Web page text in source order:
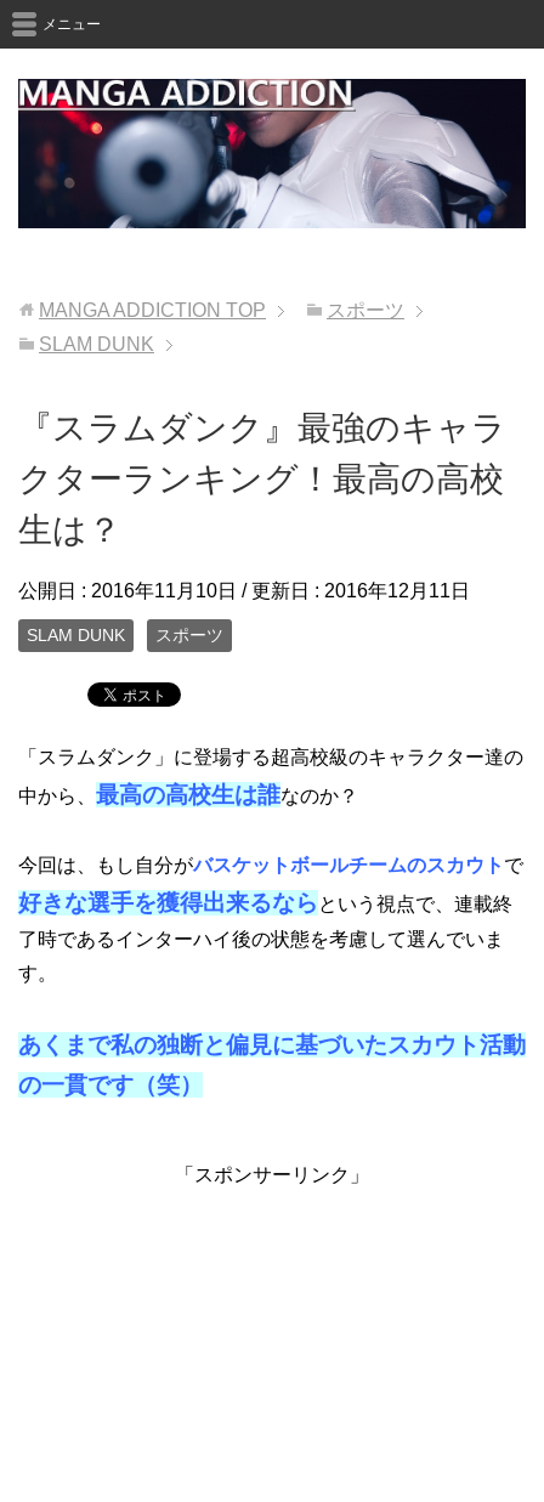
メニュー
MANGA ADDICTION TOP
スポーツ
SLAM DUNK
『スラムダンク』最強のキャラ
クターランキング！最高の高校
生は？
公開日 : 2016年11月10日 / 更新日 : 2016年12月11日
SLAM DUNK スポーツ
「スラムダンク」に登場する超高校級のキャラクター達の
中から、 最高の高校生は誰なのか？
今回は、もし自分がバスケットボールチームのスカウト で
好きな選手を獲得出来るなら という視点で、連載終
了時であるインターハイ後の状態を考慮して選んでいま
す。
あくまで私の独断と偏見に基づいたスカウト活動
の一貫です（笑）
「スポンサーリンク」